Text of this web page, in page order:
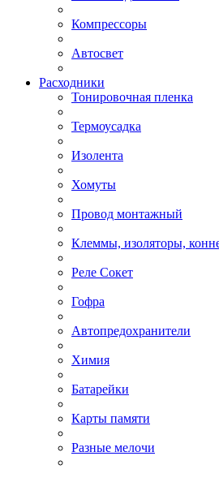
Компрессоры
Автосвет
Расходники
Тонировочная пленка
Термоусадка
Изолента
Хомуты
Провод монтажный
Клеммы, изоляторы,
Реле Сокет
Гофра
Автопредохранители
Химия
Батарейки
Карты памяти
Разные мелочи